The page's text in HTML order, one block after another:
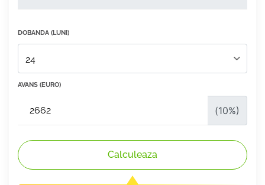
DOBANDA (LUNI)
AVANS (EURO)
(10%)
Calculeaza